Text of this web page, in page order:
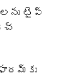
టైప్